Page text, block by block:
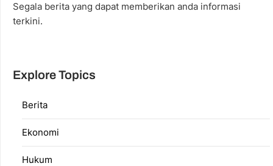
Segala berita yang dapat memberikan anda informasi
terkini.
Explore Topics
Berita
Ekonomi
Hukum